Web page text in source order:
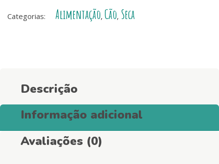
-
Categorias: Alimentação, Cão, Seca
Descrição
Informação adicional
Avaliações (0)